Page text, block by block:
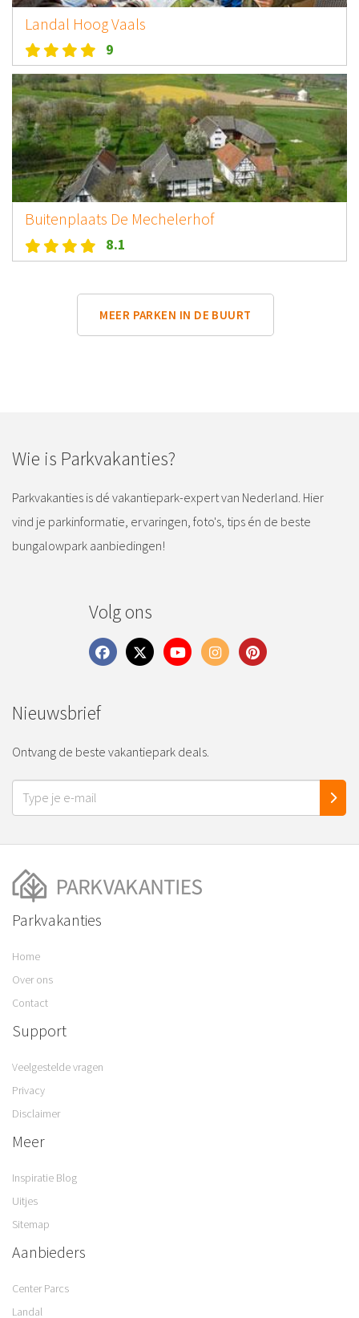
Landal Hoog Vaals
9
Buitenplaats De Mechelerhof
8.1
MEER PARKEN IN DE BUURT
Wie is Parkvakanties?
Parkvakanties is dé vakantiepark-expert van Nederland. Hier
vind je parkinformatie, ervaringen, foto's, tips én de beste
bungalowpark aanbiedingen!
Volg ons
Nieuwsbrief
Ontvang de beste vakantiepark deals.
Parkvakanties
Home
Over ons
Contact
Support
Veelgestelde vragen
Privacy
Disclaimer
Meer
Inspiratie Blog
Uitjes
Sitemap
Aanbieders
Center Parcs
Landal